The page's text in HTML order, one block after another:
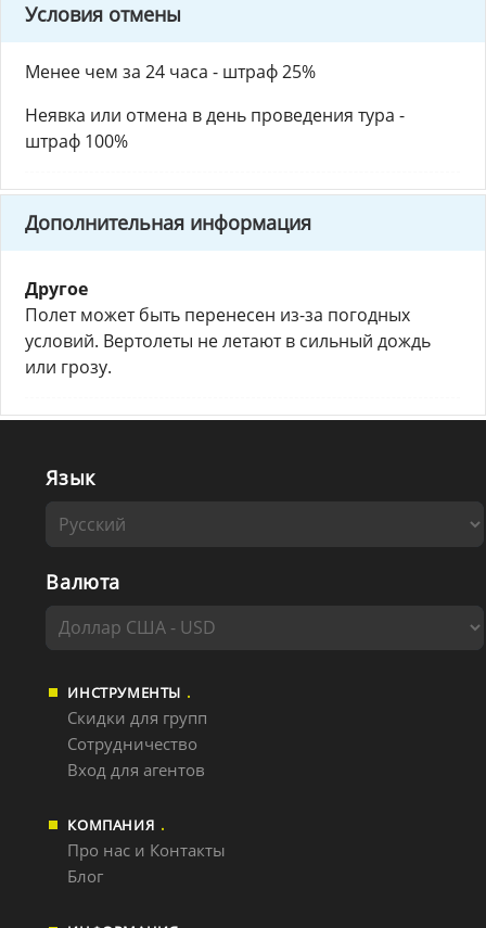
Условия отмены
Менее чем за 24 часа - штраф 25%
Неявка или отмена в день проведения тура -
штраф 100%
Дополнительная информация
Другое
Полет может быть перенесен из-за погодных
условий. Вертолеты не летают в сильный дождь
или грозу.
ИНСТРУМЕНТЫ
Скидки для групп
Сотрудничество
Вход для агентов
КОМПАНИЯ
Про нас и Контакты
Блог
Язык
Валюта